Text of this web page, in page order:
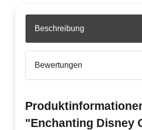
Beschreibung
Bewertungen
"Enchanting Disney